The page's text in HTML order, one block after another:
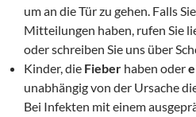
um an die Tür zu gehen. Falls
Mitteilungen haben, rufen Sie
oder schreiben Sie uns über
Kinder, die Fieber haben oder
unabhängig von der Ursache
Bei Infekten mit einem